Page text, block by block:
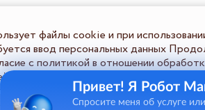
файлы cookie и при
ввод персональных данных
с политикой в отношении
условиями обработки персональной
условиями Пользователь должен
Привет! Я Робот
Спросите меня об услуге